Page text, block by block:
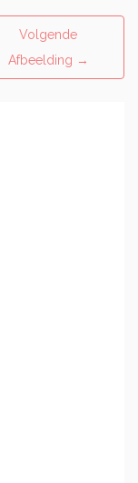
Volgende
Afbeelding →